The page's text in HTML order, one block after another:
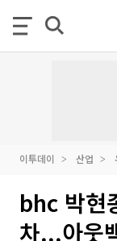
이투데이 산업
bhc 박현
차...아웃